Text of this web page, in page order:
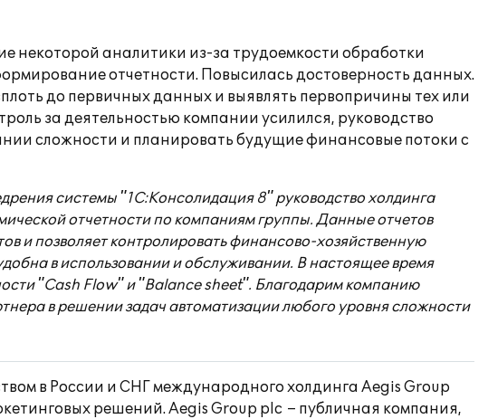
некоторой аналитики из-за трудоемкости обработки
отчетности. Повысилась достоверность данных.
до первичных данных и выявлять первопричины тех или
за деятельностью компании усилился, руководство
сложности и планировать будущие финансовые потоки с
системы "1С:Консолидация 8" руководство холдинга
отчетности по компаниям группы. Данные отчетов
и позволяет контролировать финансово-хозяйственную
в использовании и обслуживании. В настоящее время
"Cash Flow" и "Balance sheet". Благодарим компанию
в решении задач автоматизации любого уровня сложности
в России и СНГ международного холдинга Aegis Group
решений. Aegis Group plc – публичная компания,